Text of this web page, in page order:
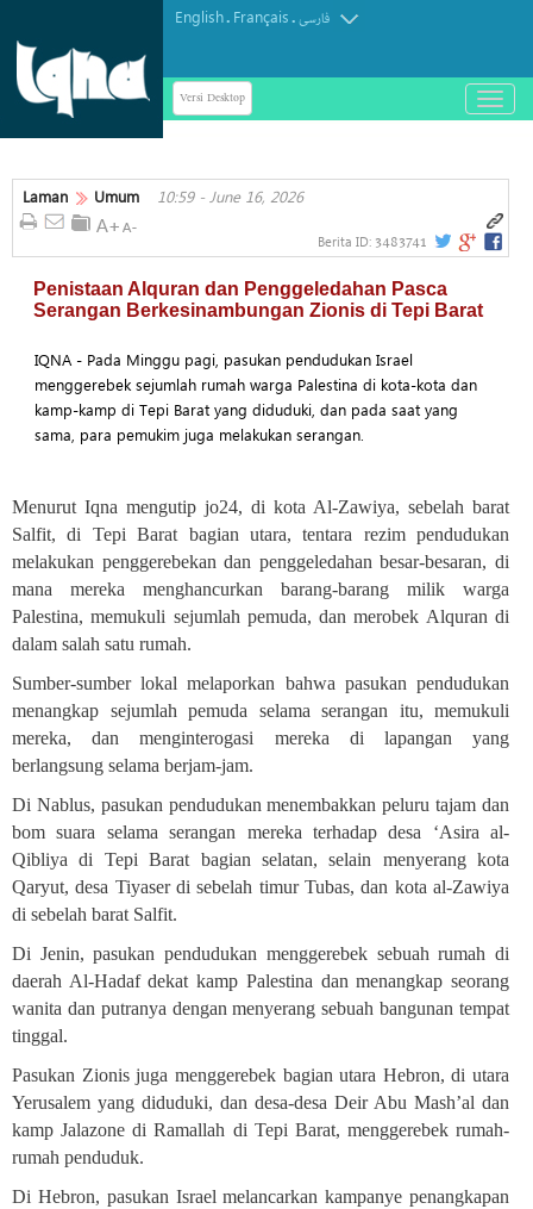
English. Français.فارسی
Versi Desktop
باز
و
کردن
Laman Umum 10:59 - June 16, 2026
Berita ID: 3483741
Penistaan Alquran dan Penggeledahan Pasca
Serangan Berkesinambungan Zionis di Tepi Barat
IQNA - Pada Minggu pagi, pasukan pendudukan Israel
menggerebek sejumlah rumah warga Palestina di kota-kota dan
kamp-kamp di Tepi Barat yang diduduki, dan pada saat yang
sama, para pemukim juga melakukan serangan.
Menurut Iqna mengutip jo24, di kota Al-Zawiya, sebelah barat
Salfit, di Tepi Barat bagian utara, tentara rezim pendudukan
melakukan penggerebekan dan penggeledahan besar-besaran, di
mana mereka menghancurkan barang-barang milik warga
Palestina, memukuli sejumlah pemuda, dan merobek Alquran di
dalam salah satu rumah.
Sumber-sumber lokal melaporkan bahwa pasukan pendudukan
menangkap sejumlah pemuda selama serangan itu, memukuli
mereka, dan menginterogasi mereka di lapangan yang
berlangsung selama berjam-jam.
Di Nablus, pasukan pendudukan menembakkan peluru tajam dan
bom suara selama serangan mereka terhadap desa ‘Asira al-
Qibliya di Tepi Barat bagian selatan, selain menyerang kota
Qaryut, desa Tiyaser di sebelah timur Tubas, dan kota al-Zawiya
di sebelah barat Salfit.
Di Jenin, pasukan pendudukan menggerebek sebuah rumah di
daerah Al-Hadaf dekat kamp Palestina dan menangkap seorang
wanita dan putranya dengan menyerang sebuah bangunan tempat
tinggal.
Pasukan Zionis juga menggerebek bagian utara Hebron, di utara
Yerusalem yang diduduki, dan desa-desa Deir Abu Mash’al dan
kamp Jalazone di Ramallah di Tepi Barat, menggerebek rumah-
rumah penduduk.
Di Hebron, pasukan Israel melancarkan kampanye penangkapan